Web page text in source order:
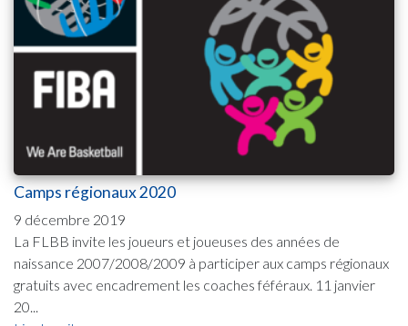
Camps régionaux 2020
9 décembre 2019
La FLBB invite les joueurs et joueuses des années de
naissance 2007/2008/2009 à participer aux camps régionaux
gratuits avec encadrement les coaches féféraux. 11 janvier
20...